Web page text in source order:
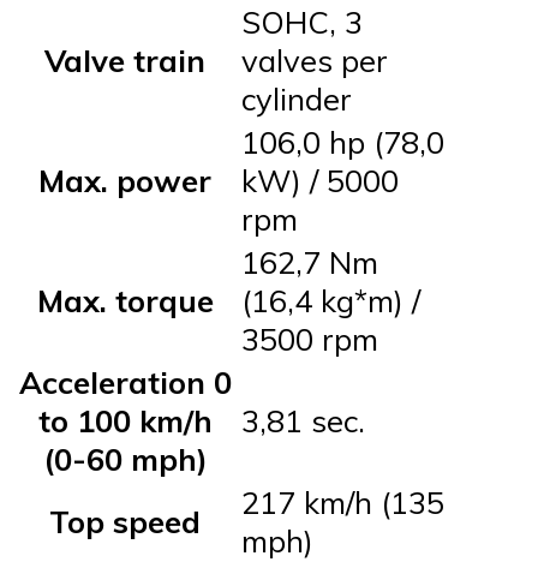
Valve train
SOHC, 3
valves per
cylinder
Max. power
106,0 hp (78,0
kW) / 5000
rpm
Max. torque
162,7 Nm
(16,4 kg*m) /
3500 rpm
Acceleration 0
to 100 km/h
(0-60 mph)
3,81 sec.
Top speed
217 km/h (135
mph)